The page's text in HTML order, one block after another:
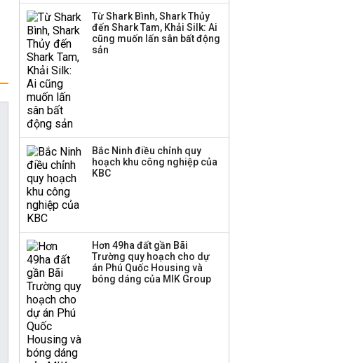
tăng vốn lên gần
77.800 tỷ
Từ Shark Bình, Shark Thủy
đến Shark Tam, Khải Silk: Ai
cũng muốn lấn sân bất động
sản
Bắc Ninh điều chỉnh quy
hoạch khu công nghiệp của
KBC
Hơn 49ha đất gần Bãi
Trường quy hoạch cho dự
án Phú Quốc Housing và
bóng dáng của MIK Group